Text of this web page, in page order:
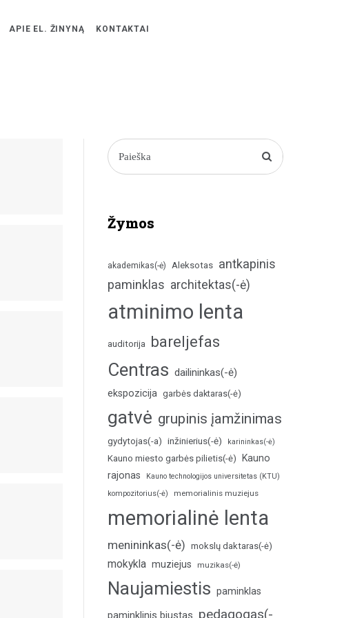
APIE EL. ŽINYNĄ KONTAKTAI
Žymos
akademikas(-ė) Aleksotas antkapinis
paminklas architektas(-ė)
atminimo lenta
auditorija bareljefas
Centras dailininkas(-ė)
ekspozicija garbės daktaras(-ė)
gatvė grupinis įamžinimas
gydytojas(-a) inžinierius(-ė) karininkas(-ė)
Kauno miesto garbės pilietis(-ė)
Kauno
rajonas
Kauno technologijos universitetas (KTU)
kompozitorius(-ė)
memorialinis muziejus
memorialinė lenta
menininkas(-ė) mokslų daktaras(-ė)
mokykla muziejus muzikas(-ė)
Naujamiestis paminklas
paminklinis biustas pedagogas(-